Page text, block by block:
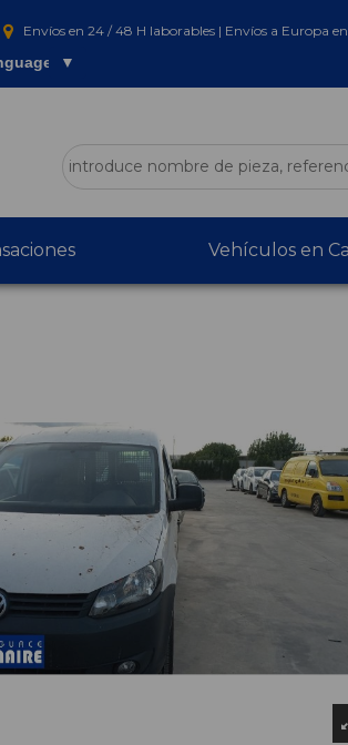
Envíos en 24 / 48 H laborables | Envíos a Europa
▼
Vehículos en